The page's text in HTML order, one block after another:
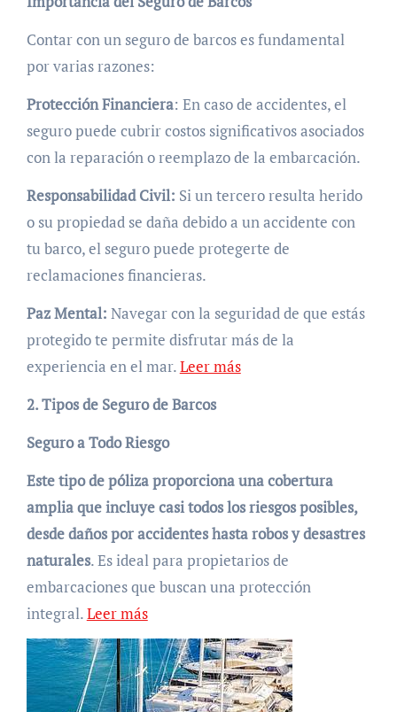
Contar con un seguro de barcos es fundamental
por varias razones:
Protección Financiera: En caso de accidentes, el
seguro puede cubrir costos significativos asociados
con la reparación o reemplazo de la embarcación.
Responsabilidad Civil: Si un tercero resulta herido
o su propiedad se daña debido a un accidente con
tu barco, el seguro puede protegerte de
reclamaciones financieras.
Paz Mental: Navegar con la seguridad de que estás
protegido te permite disfrutar más de la
experiencia en el mar.Leer más
2. Tipos de Seguro de Barcos
Seguro a Todo Riesgo
Este tipo de póliza proporciona una cobertura
amplia que incluye casi todos los riesgos posibles,
desde daños por accidentes hasta robos y desastres
naturales. Es ideal para propietarios de
embarcaciones que buscan una protección
integral.Leer más